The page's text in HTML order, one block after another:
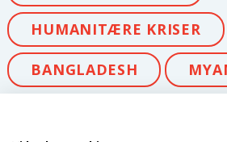
HUMANITÆRE KRISER
BANGLADESH